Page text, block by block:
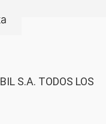
S.A. TODOS LOS